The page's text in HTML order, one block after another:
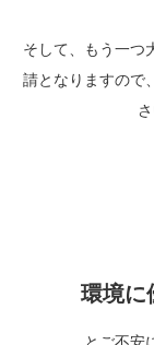
そして、もう一つ
請となりますので
環境に